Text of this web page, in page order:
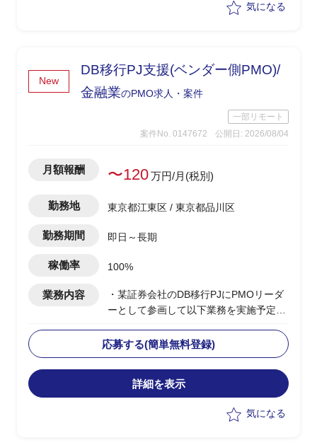
合意に向けた資料作成・進捗フォロー
等SLA(稼働率)合意に向けた資料作成・
調整サポート
気になる
New
DB移行PJ支援(ベンダー側PMO)/
金融業のPMO求人・案件
一部リモート
案件No. 0147672
公開日: 2026/08/04
月額報酬 〜120万円/月(税別)
勤務地 東京都江東区 / 東京都品川区
勤務期間 即日～長期
稼働率 100%
業務内容
・某証券会社のDB移行PJにPMOリーダ
ーとして参画して以下業務を実施予定
確認・品質担保
-結合テスト～総合テストで発生する障
害の管理・進行統制
-障害管理台帳の運用/障害解消状況のト
-テスト品質基準の確認/品質面での顧客
応募する(簡単無料登録)
詳細を表示
気になる